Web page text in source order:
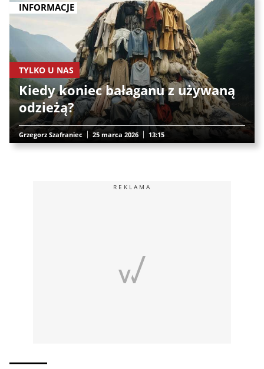
INFORMACJE
TYLKO U NAS
Kiedy koniec bałaganu z używaną
odzieżą?
Grzegorz Szafraniec 25 marca 2026 13:15
REKLAMA